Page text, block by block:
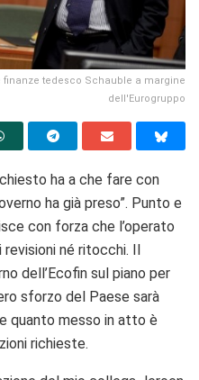
tedesco Schauble a margine
dell'Eurogruppo
ha a che fare con
ha già preso”. Punto e
con forza che l’operato
revisioni né ritocchi. Il
dell’Ecofin sul piano per
sforzo del Paese sarà
quanto messo in atto è
richieste.